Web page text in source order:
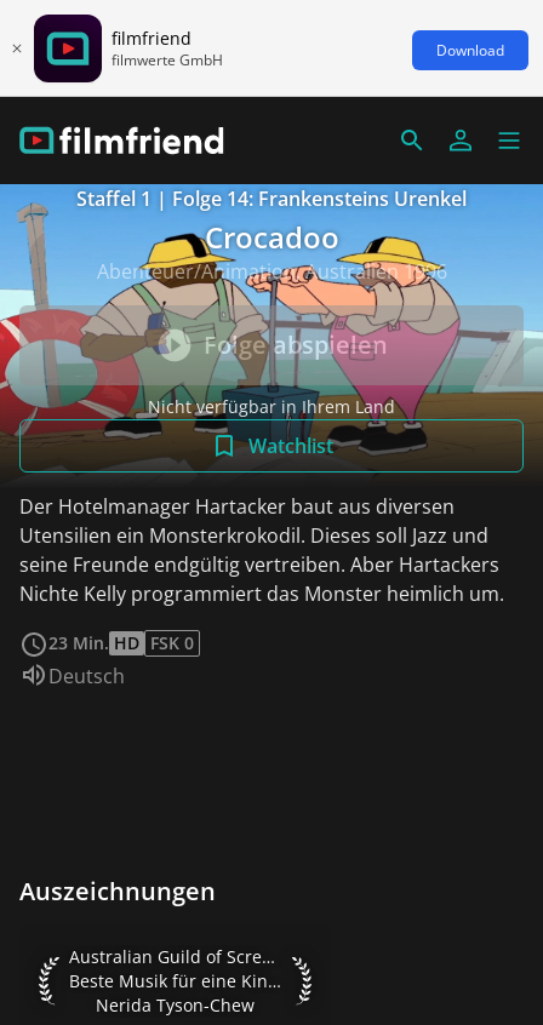
filmfriend
filmwerte GmbH Download
Staffel 1 | Folge 14: Frankensteins Urenkel
Crocadoo
Abenteuer/Animation, Australien 1996
Folge abspielen
Nicht verfügbar in Ihrem Land
Watchlist
Der Hotelmanager Hartacker baut aus diversen
Utensilien ein Monsterkrokodil. Dieses soll Jazz und
seine Freunde endgültig vertreiben. Aber Hartackers
Nichte Kelly programmiert das Monster heimlich um.
23 Min. HD FSK 0
Sprache:
Deutsch
Auszeichnungen
Australian Guild of Screen Composers 1996 Beste Musik
Australian Guild of Screen Composers 1996
Beste Musik für eine Kinderserie
Nerida Tyson-Chew